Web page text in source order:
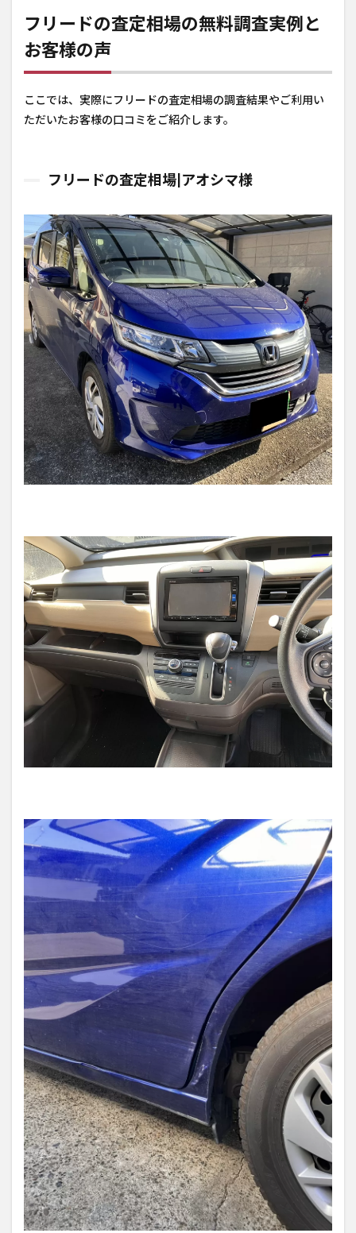
フリードの査定相場の無料調査実例と
お客様の声
ここでは、実際にフリードの査定相場の調査結果やご利用い
ただいたお客様の口コミをご紹介します。
フリードの査定相場|アオシマ様